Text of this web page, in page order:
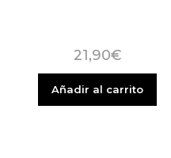
21,90€
Añadir al carrito